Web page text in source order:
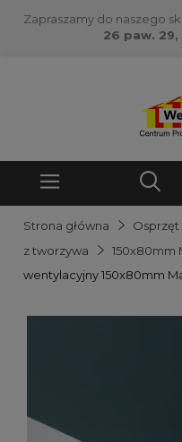
Zapraszamy do naszego
26 paw. 29,
Strona główna
z tworzywa
150x80mm
wentylacyjny 150x80mm